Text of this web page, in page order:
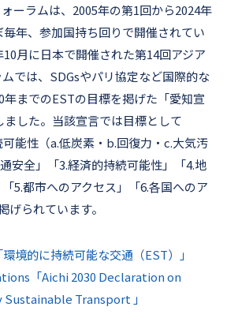
ーラムは、2005年の第1回から2024年
年、参加国持ち回りで開催されてい
10月に日本で開催された第14回アジア
では、SDGsやパリ協定など国際的な
年までのESTの目標を掲げた「愛知宣
ました。当該宣言では目標として
可能性（a.低炭素・b.回復力・c.大気汚
安全」「3.経済的持続可能性」「4.地
5.都市へのアクセス」「6.各国へのア
げられています。
境的に持続可能な交通（EST）」
「Aichi 2030 Declaration on
Transport 」